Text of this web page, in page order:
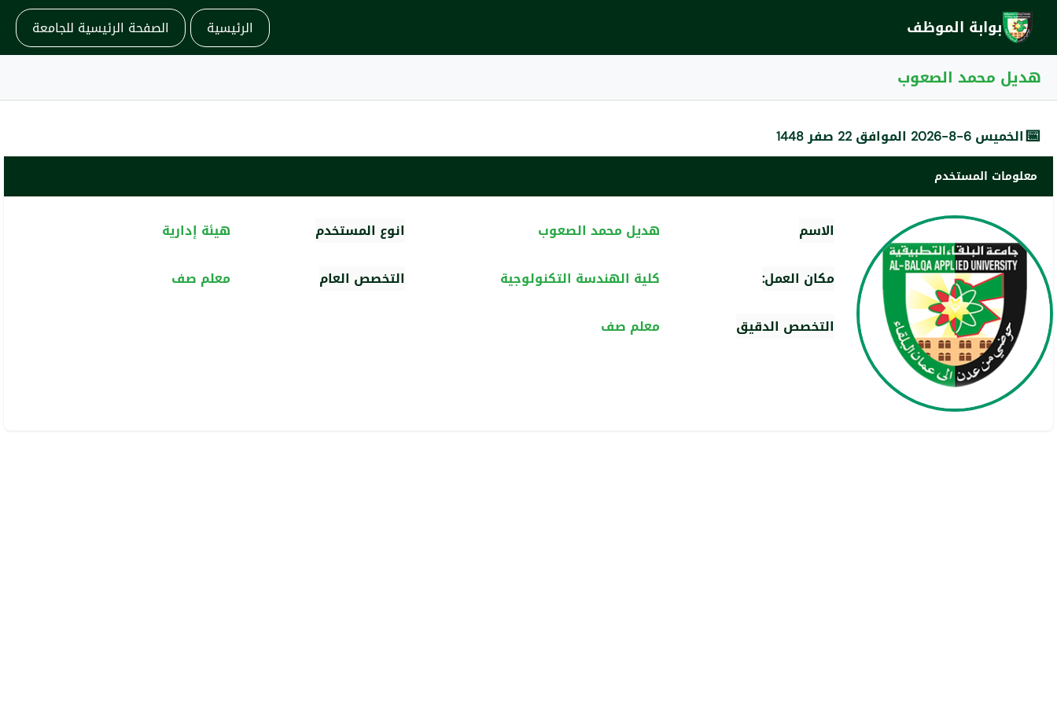
بوابة الموظف الرئيسية الصفحة الرئيسية للجامعة
هديل محمد الصعوب
📅الخميس 6-8-2026 الموافق 22 صفر 1448
معلومات المستخدم
الاسم هديل محمد الصعوب انوع المستخدم
هيئة إدارية
مكان العمل:
كلية الهندسة التكنولوجية التخصص العام
معلم صف
التخصص الدقيق
معلم صف